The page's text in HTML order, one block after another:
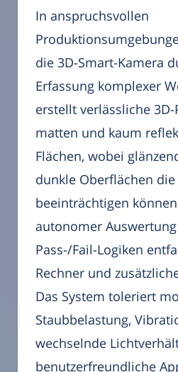
In anspruchsvollen
die 3D-Smart-Kamera
Erfassung komplexer
erstellt verlässliche
matten und kaum
Flächen, wobei
dunkle Oberflächen die
beeinträchtigen
autonomer
Pass-/Fail-Logiken
Rechner und
Das System toleriert
Staubbelastung,
wechselnde
benutzerfreundliche